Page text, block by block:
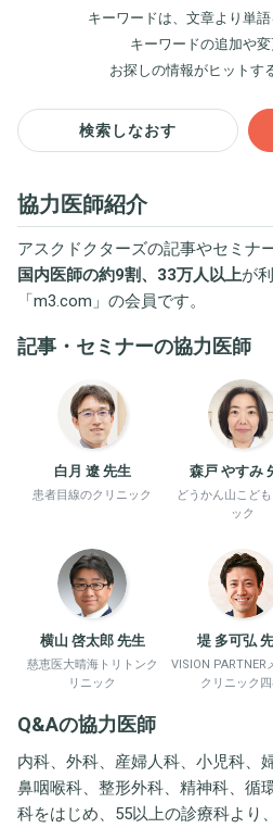
キーワードは、文章より単語
キーワードの追加や変
お探しの情報がヒットす
検索しなおす
協力医師紹介
アスクドクターズの記事やセミナ
国内医師の約9割、33万人以上が
「m3.com 」の会員です。
記事・セミナーの協力医師
白月 遼 先生
患者目線のクリニック
森戸 やすみ
どうかん山こど
ック
横山 啓太郎 先生
慈恵医大晴海トリトンク
リニック
堤 多可弘
VISION PARTNER
クリニック
Q&Aの協力医師
内科、外科、産婦人科、小児科、
鼻咽喉科、整形外科、精神科、循
科をはじめ、55以上の診療科より